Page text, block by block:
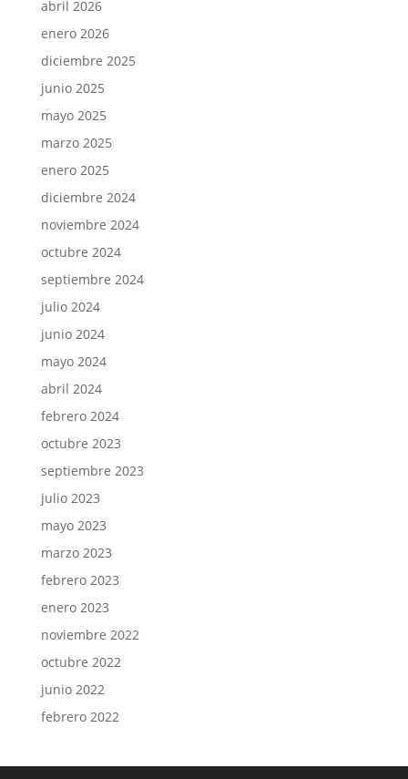
abril 2026
enero 2026
diciembre 2025
junio 2025
mayo 2025
marzo 2025
enero 2025
diciembre 2024
noviembre 2024
octubre 2024
septiembre 2024
julio 2024
junio 2024
mayo 2024
abril 2024
febrero 2024
octubre 2023
septiembre 2023
julio 2023
mayo 2023
marzo 2023
febrero 2023
enero 2023
noviembre 2022
octubre 2022
junio 2022
febrero 2022